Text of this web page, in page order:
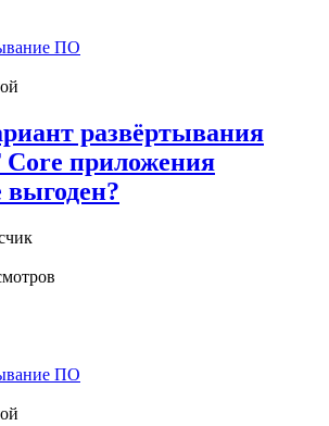
ПО
развёртывания
Core приложения
выгоден?
ПО